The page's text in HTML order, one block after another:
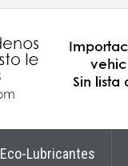
Eco-Lubricantes